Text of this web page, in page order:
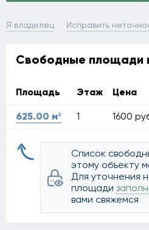
Я владелец Исправить
Свободные площади
Площадь Этаж Цена
625.00 м2 1 1600
Список
этому объекту
Для уточнения
площади
вами свяжемся